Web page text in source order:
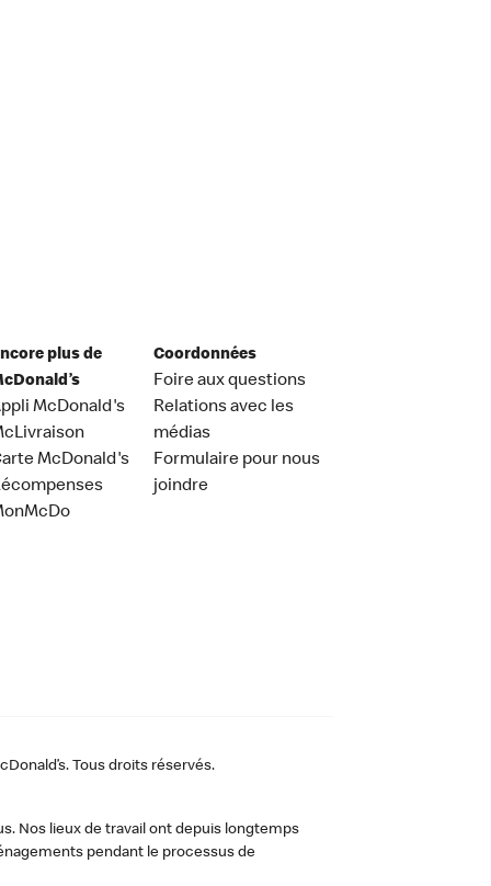
plus de
McDonald's
McDonald's
Coordonnées
Foire aux questions
Relations avec les
médias
Formulaire pour nous
joindre
Tous droits réservés.
Nos lieux de travail ont depuis longtemps
pendant le processus de